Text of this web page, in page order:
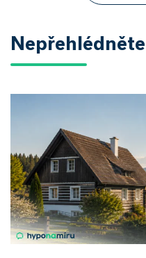
Nepřehlédněte